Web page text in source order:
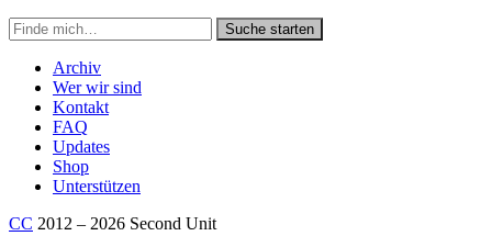
Suche
in
https://secondunit-
podcast.de/
Suche starten
Archiv
Wer wir sind
Kontakt
FAQ
Updates
Shop
Unterstützen
CC 2012 – 2026 Second Unit